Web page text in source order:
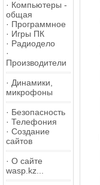
· Компьютеры -
общая
· Программное
· Игры ПК
· Радиодело
·
Производители
· Динамики,
микрофоны
· Безопасность
· Телефония
· Создание
сайтов
· О сайте
wasp.kz...